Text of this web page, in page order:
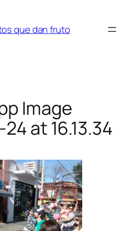
que dan fruto
Image
at 16.13.34